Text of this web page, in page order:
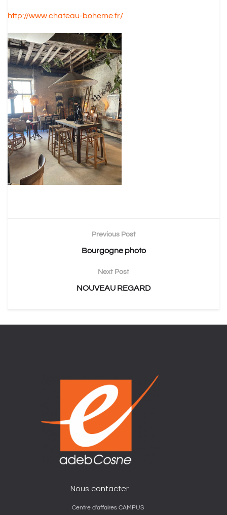
http://www.chateau-boheme.fr/
Previous Post
Bourgogne photo
Next Post
NOUVEAU REGARD
Nous contacter
Centre d'affaires CAMPUS